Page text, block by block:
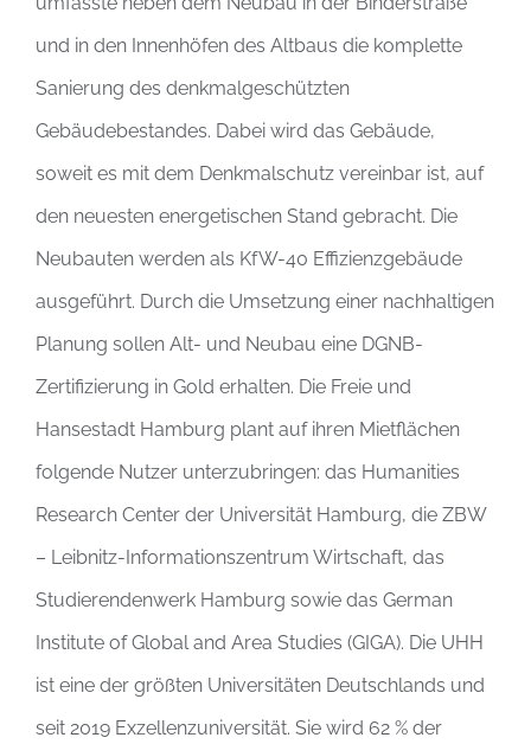
und in den Innenhöfen des Altbaus die komplette
Sanierung des denkmalgeschützten
Gebäudebestandes. Dabei wird das Gebäude,
soweit es mit dem Denkmalschutz vereinbar ist, auf
den neuesten energetischen Stand gebracht. Die
Neubauten werden als KfW-40 Effizienzgebäude
ausgeführt. Durch die Umsetzung einer nachhaltigen
Planung sollen Alt- und Neubau eine DGNB-
Zertifizierung in Gold erhalten. Die Freie und
Hansestadt Hamburg plant auf ihren Mietflächen
folgende Nutzer unterzubringen: das Humanities
Research Center der Universität Hamburg, die ZBW
– Leibnitz-Informationszentrum Wirtschaft, das
Studierendenwerk Hamburg sowie das German
Institute of Global and Area Studies (GIGA). Die UHH
ist eine der größten Universitäten Deutschlands und
seit 2019 Exzellenzuniversität. Sie wird 62 % der